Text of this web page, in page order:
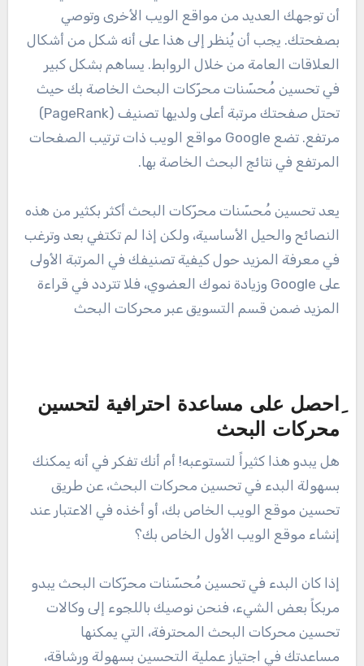
أن توجهك العديد من مواقع الويب الأخرى وتوصي
بصفحتك. يجب أن يُنظر إلى هذا على أنه شكل من أشكال
العلاقات العامة من خلال الروابط. يساهم بشكل كبير
في تحسين مُحسّنات محرّكات البحث الخاصة بك حيث
تحتل صفحتك مرتبة أعلى ولديها تصنيف (PageRank)
مرتفع. تضع Google مواقع الويب ذات ترتيب الصفحات
المرتفع في نتائج البحث الخاصة بها.
يعد تحسين مُحسّنات محرّكات البحث أكثر بكثير من هذه
النصائح والحيل الأساسية، ولكن إذا لم تكتفي بعد وترغب
في معرفة المزيد حول كيفية تصنيفك في المرتبة الأولى
على Google وزيادة نموك العضوي، فلا تتردد في قراءة
المزيد ضمن قسم التسويق عبر محركات البحث
ِاحصل على مساعدة احترافية لتحسين
محركات البحث
هل يبدو هذا كثيراً لتستوعبه! أم أنك تفكر في أنه يمكنك
بسهولة البدء في تحسين محركات البحث، عن طريق
تحسين موقع الويب الخاص بك، أو أخذه في الاعتبار عند
إنشاء موقع الويب الأول الخاص بك؟
إذا كان البدء في تحسين مُحسّنات محرّكات البحث يبدو
مربكاً بعض الشيء، فنحن نوصيك باللجوء إلى وكالات
تحسين محركات البحث المحترفة، التي يمكنها
مساعدتك في اجتياز عملية التحسين بسهولة ورشاقة،